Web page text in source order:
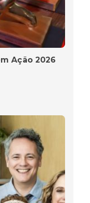
Ação 2026